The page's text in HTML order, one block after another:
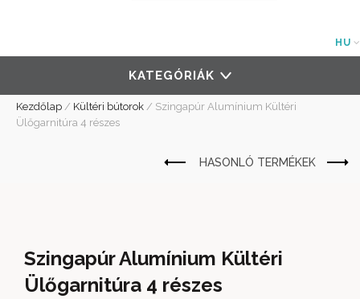
HU
KATEGÓRIÁK
Kezdőlap / Kültéri bútorok / Szingapúr Alumínium Kültéri
Ülőgarnitúra 4 részes
Szingapúr Alumínium Kültéri
Ülőgarnitúra 4 részes